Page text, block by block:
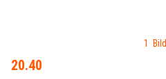
1 Bild
20.40